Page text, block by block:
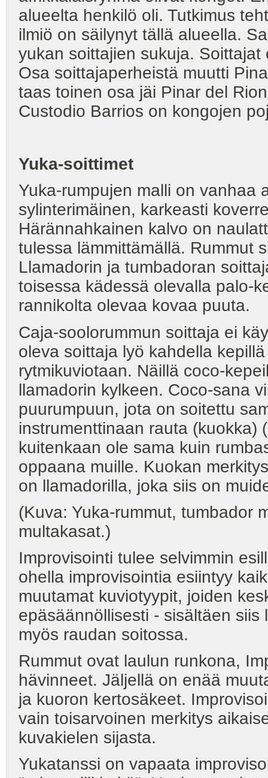
alueelta henkilö oli. Tutkimus
ilmiö on säilynyt tällä alueella.
yukan soittajien sukuja.
Osa soittajaperheistä muutti
taas toinen osa jäi Pinar del
Custodio Barrios on kongojen
Yuka-soittimet
Yuka-rumpujen malli on vanhaa
sylinterimäinen, karkeasti
Härännahkainen kalvo on
tulessa lämmittämällä. Rummut
Llamadorin ja tumbadoran
toisessa kädessä olevalla palo-
rannikolta olevaa kovaa puuta.
Caja-soolorummun soittaja ei
oleva soittaja lyö kahdella
rytmikuviotaan. Näillä coco-
llamadorin kylkeen. Coco-sana
puurumpuun, jota on soitettu
instrumenttinaan rauta (kuokka)
kuitenkaan ole sama kuin
oppaana muille. Kuokan
on llamadorilla, joka siis on
(Kuva: Yuka-rummut, tumbador
multakasat.)
Improvisointi tulee selvimmin
ohella improvisointia esiintyy
muutamat kuviotyypit, joiden
epäsäännöllisesti - sisältäen
myös raudan soitossa.
Rummut ovat laulun runkona,
hävinneet. Jäljellä on enää
ja kuoron kertosäkeet.
vain toisarvoinen merkitys
kuvakielen sijasta.
Yukatanssi on vapaata